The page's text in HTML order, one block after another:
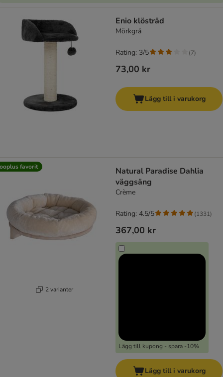
Enio klösträd
Mörkgrå
73,00 kr
Rating: 3/5 (7)
Lägg till i varukorg
favorit
2 varianter
Natural Paradise Dahlia
väggsäng
Crème
367,00 kr
Lägg till kupong - spara -10%
Rating: 4.5/5 (1331)
Lägg till i varukorg